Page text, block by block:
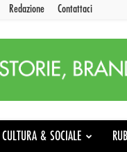
Redazione Contattaci
CULTURA & SOCIALE